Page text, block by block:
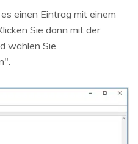
einen Eintrag mit einem
Sie dann mit der
wählen Sie